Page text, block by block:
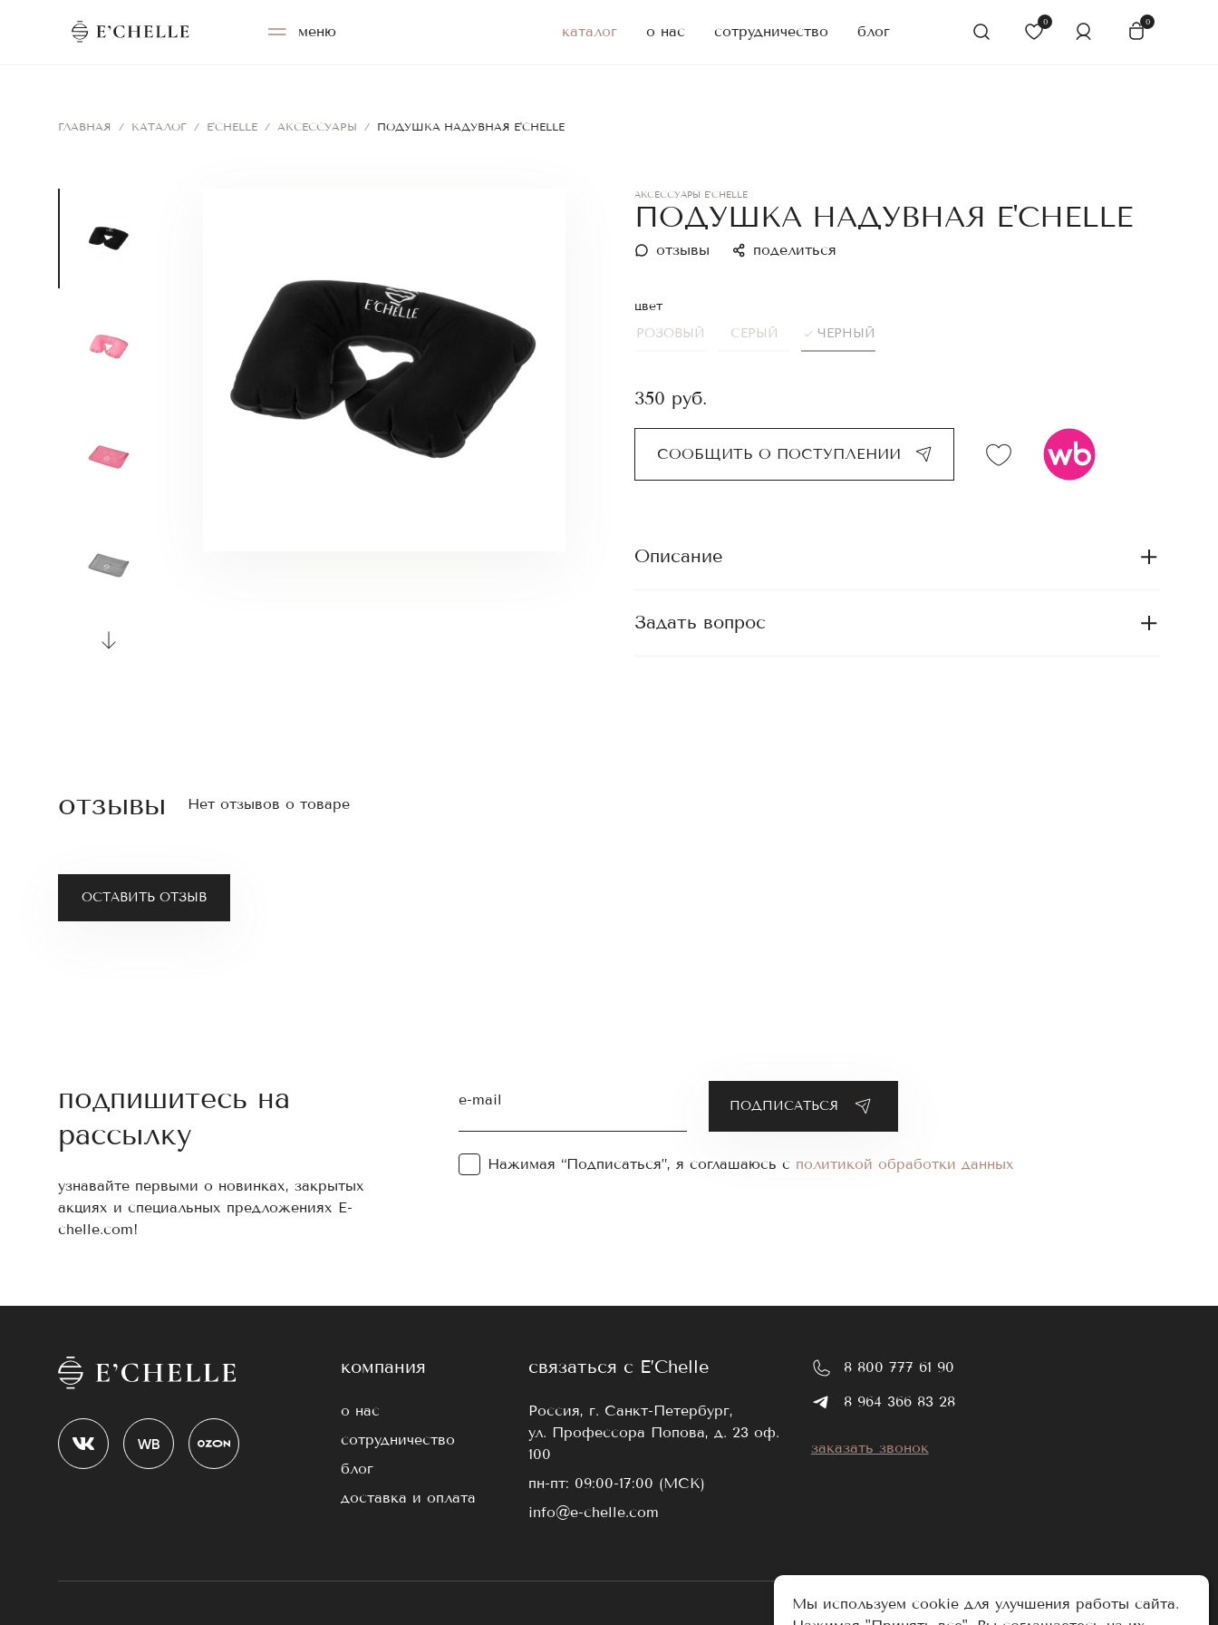
меню
0 0
каталог о нас сотрудничество блог
ГЛАВНАЯ / КАТАЛОГ / E'CHELLE / АКСЕССУАРЫ / ПОДУШКА НАДУВНАЯ E'CHELLE
АКСЕССУАРЫ E'CHELLE
ПОДУШКА НАДУВНАЯ E'CHELLE
отзывы поделиться
цвет
РОЗОВЫЙ
СЕРЫЙ ЧЕРНЫЙ
350 руб.
СООБЩИТЬ О ПОСТУПЛЕНИИ
Описание
Задать вопрос
отзывы Нет отзывов о товаре
ОСТАВИТЬ ОТЗЫВ
подпишитесь на
рассылку
узнавайте первыми о новинках, закрытых
акциях и специальных предложениях E-
chelle.com!
e-mail
Нажимая “Подписаться”, я соглашаюсь с политикой обработки данных
компания
о нас
сотрудничество
блог
доставка и оплата
связаться с E’Chelle
Россия, г. Санкт-Петербург,
ул. Профессора Попова, д. 23 оф.
100
пн-пт: 09:00-17:00 (МСК)
info@e-chelle.com
8 800 777 61 90
8 964 366 83 28
заказать звонок
Мы используем cookie для улучшения работы сайта.